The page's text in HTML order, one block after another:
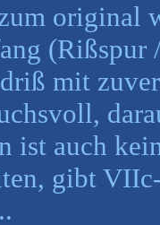
original
(Rißspur
mit
ist auch
gibt